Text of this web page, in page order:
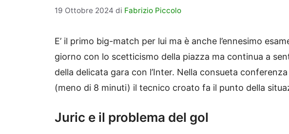
19 Ottobre 2024 di Fabrizio Piccolo
E’ il primo big-match per lui ma è anche l’ennesimo
giorno con lo scetticismo della piazza ma continua a
della delicata gara con l’Inter. Nella consueta
(meno di 8 minuti) il tecnico croato fa il punto della
Juric e il problema del gol